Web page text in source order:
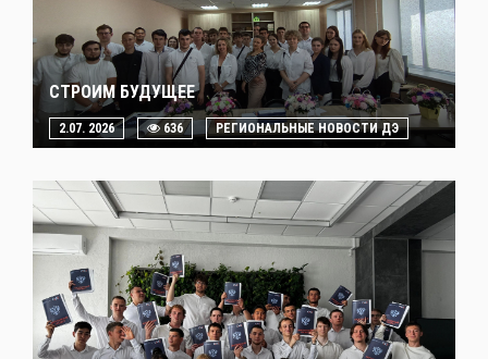
СТРОИМ БУДУЩЕЕ
2.07. 2026 636 РЕГИОНАЛЬНЫЕ НОВОСТИ ДЭ